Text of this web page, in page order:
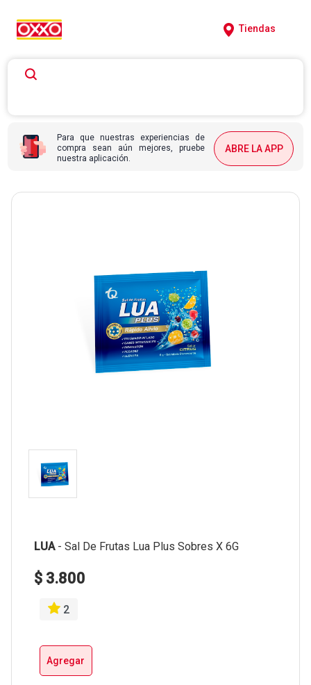
Tiendas
Para que nuestras experiencias de
compra sean aún mejores, pruebe
nuestra aplicación.
ABRE LA APP
LUA- Sal De Frutas Lua Plus Sobres X 6G
$ 3.800
2
Agregar